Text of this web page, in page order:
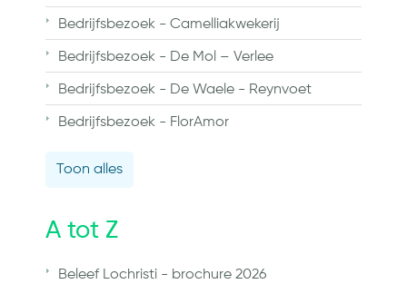
Bedrijfsbezoek - Camelliakwekerij
Bedrijfsbezoek - De Mol – Verlee
Bedrijfsbezoek - De Waele - Reynvoet
Bedrijfsbezoek - FlorAmor
Toon alles
A tot Z
Beleef Lochristi - brochure 2026